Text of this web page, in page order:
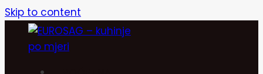
Skip to content